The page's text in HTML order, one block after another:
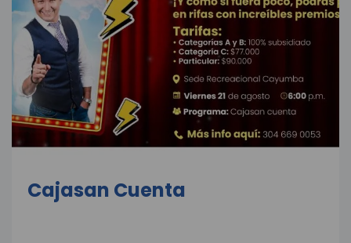
Cajasan Cuenta